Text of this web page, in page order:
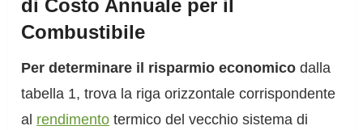
di Costo Annuale per il
Combustibile
Per determinare il risparmio economico dalla
tabella 1, trova la riga orizzontale corrispondente
al rendimento termico del vecchio sistema di